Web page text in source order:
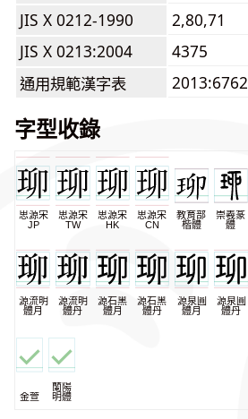
JIS X 0212-1990
2,80,71
JIS X 0213:2004
4375
通用規範漢字表
2013:6762
字型收錄
思源宋
JP
思源宋
TW
思源宋
HK
思源宋
CN
教育部
楷體
崇羲篆
體
源流明
體月
源流明
體丹
源石黑
體月
源石黑
體丹
源泉圓
體月
源泉圓
體丹
金萱
蘭陽
明體